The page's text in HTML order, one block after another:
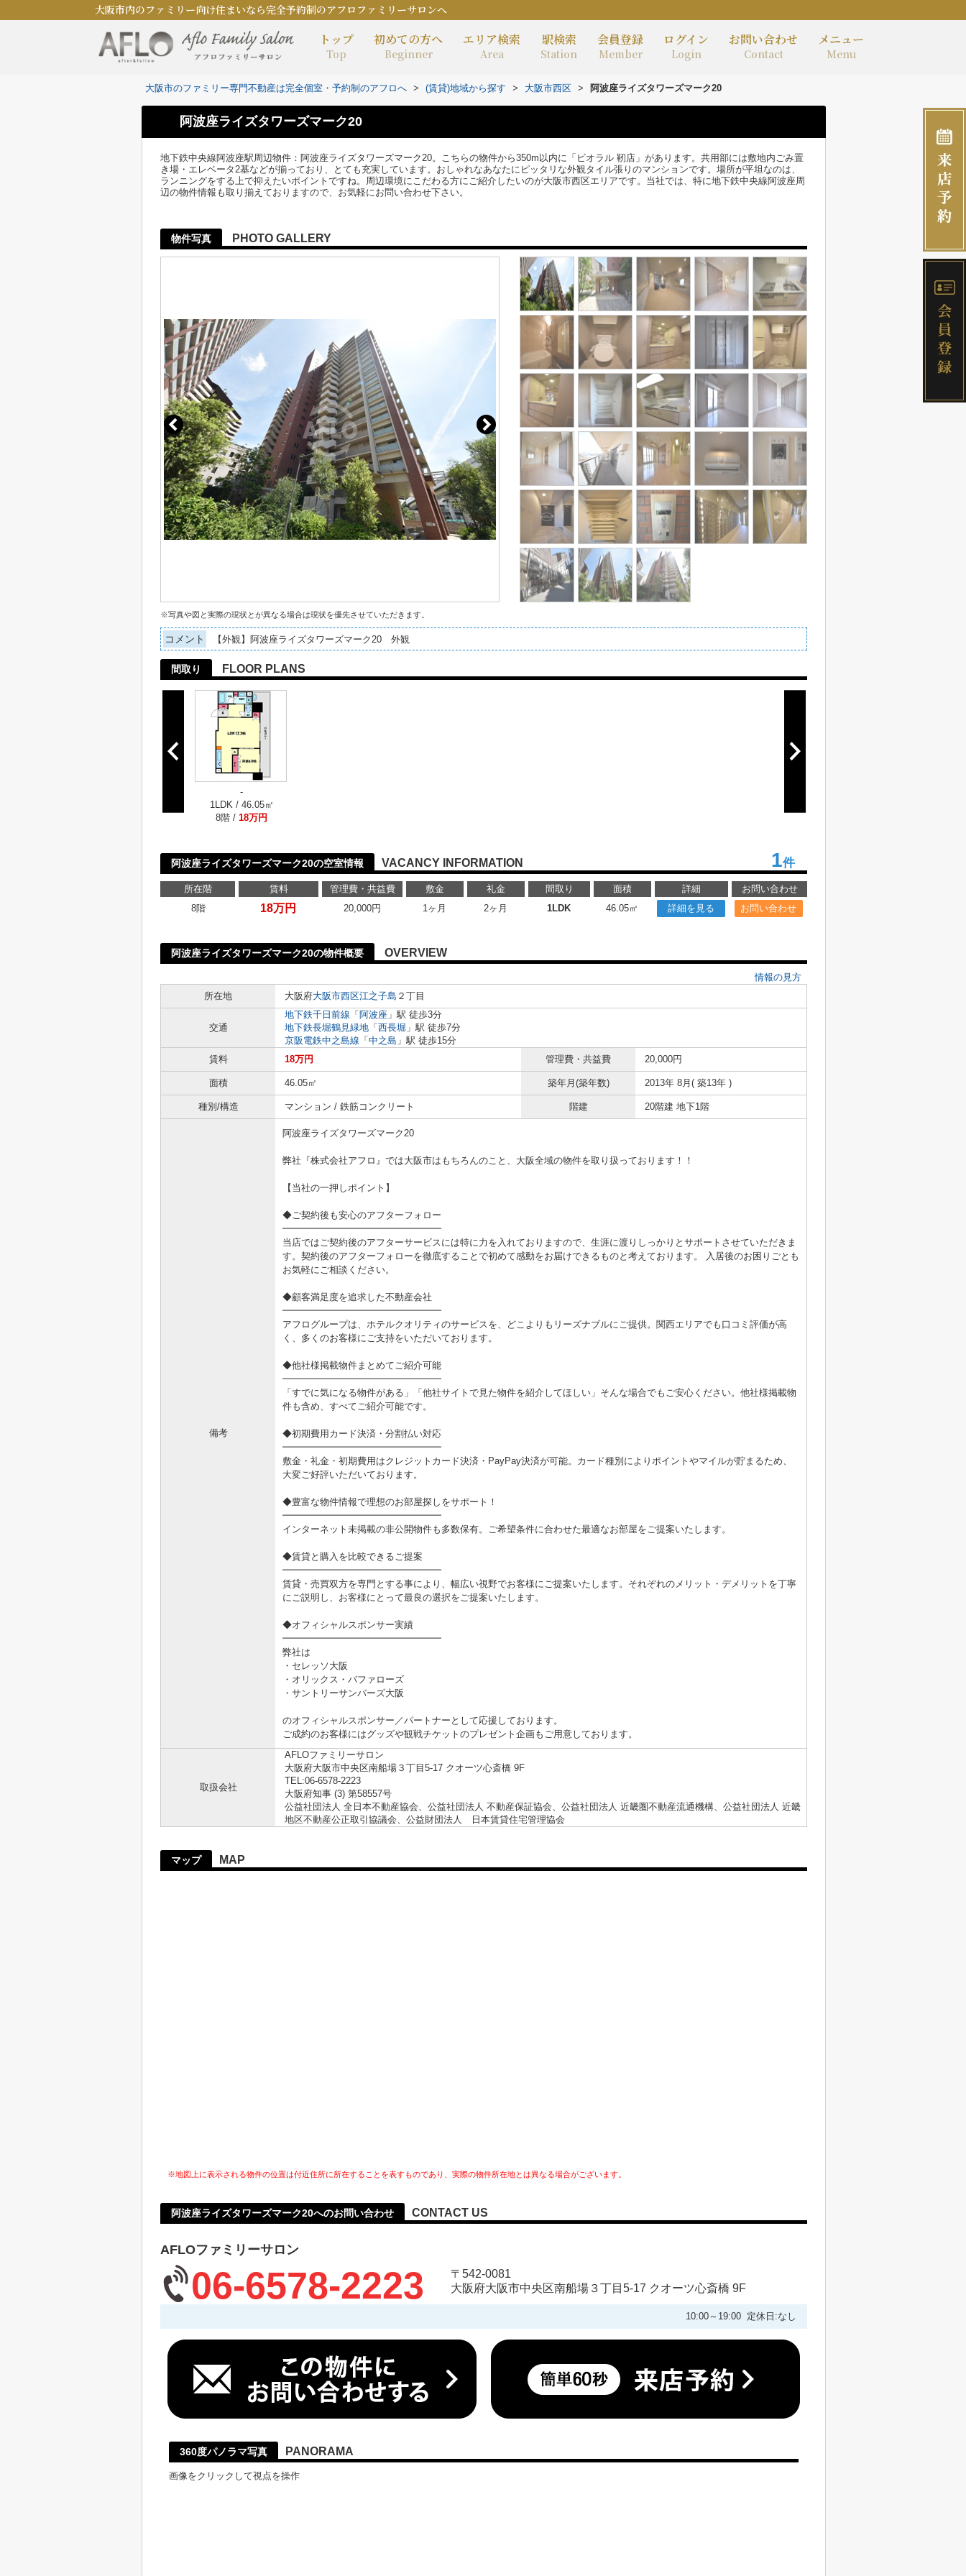
大阪市内のファミリー向け住まいなら完全予約制のアフロファミリーサロンへ
トップ
Top
初めての方へ
Beginner
エリア検索
Area
駅検索
Station
会員登録
Member
ログイン
Login
お問い合わせ
Contact
メニュー
Menu
大阪市のファミリー専門不動産は完全個室・予約制のアフロへ > (賃貸)地域から探す > 大阪市西区 > 阿波座ライズタワーズマーク20
阿波座ライズタワーズマーク20
地下鉄中央線阿波座駅周辺物件：阿波座ライズタワーズマーク20。こちらの物件から350m以内に「ビオラル 靭店」があります。共用部には敷地内ごみ置
き場・エレベータ2基などが揃っており、とても充実しています。おしゃれなあなたにピッタリな外観タイル張りのマンションです。場所が平坦なのは、
ランニングをする上で抑えたいポイントですね。周辺環境にこだわる方にご紹介したいのが大阪市西区エリアです。当社では、特に地下鉄中央線阿波座周
辺の物件情報も取り揃えておりますので、お気軽にお問い合わせ下さい。
物件写真 PHOTO GALLERY
※写真や図と実際の現状とが異なる場合は現状を優先させていただきます。
コメント 【外観】阿波座ライズタワーズマーク20 外観
間取り FLOOR PLANS
-
1LDK / 46.05㎡
8階 / 18万円
阿波座ライズタワーズマーク20の空室情報 VACANCY INFORMATION 1件
所在階 賃料 管理費・共益費 敷金 礼金 間取り 面積 詳細
お問い合わせ
8階
18万円 20,000円 1ヶ月 2ヶ月 1LDK 46.05㎡ 詳細を見る お問い合わせ
阿波座ライズタワーズマーク20の物件概要 OVERVIEW
情報の見方
所在地
大阪府大阪市西区江之子島 ２丁目
交通
地下鉄千日前線 「 阿波座 」駅 徒歩3分
地下鉄長堀鶴見緑地 「 西長堀 」駅 徒歩7分
京阪電鉄中之島線 「 中之島 」駅 徒歩15分
賃料
18万円 管理費・共益費 20,000円
面積 46.05㎡ 築年月(築年数) 2013年 8月( 築13年 )
種別/構造 マンション / 鉄筋コンクリート 階建 20階建 地下1階
備考
阿波座ライズタワーズマーク20
弊社『株式会社アフロ』では大阪市はもちろんのこと、大阪全域の物件を取り扱っております！！
【当社の一押しポイント】
◆ご契約後も安心のアフターフォロー
━━━━━━━━━━━━━━━━━
当店ではご契約後のアフターサービスには特に力を入れておりますので、生涯に渡りしっかりとサポートさせていただきま
す。契約後のアフターフォローを徹底することで初めて感動をお届けできるものと考えております。 入居後のお困りごとも
お気軽にご相談ください。
◆顧客満足度を追求した不動産会社
━━━━━━━━━━━━━━━━━
アフログループは、ホテルクオリティのサービスを、どこよりもリーズナブルにご提供。関西エリアでも口コミ評価が高
く、多くのお客様にご支持をいただいております。
◆他社様掲載物件まとめてご紹介可能
━━━━━━━━━━━━━━━━━
「すでに気になる物件がある」「他社サイトで見た物件を紹介してほしい」そんな場合でもご安心ください。他社様掲載物
件も含め、すべてご紹介可能です。
◆初期費用カード決済・分割払い対応
━━━━━━━━━━━━━━━━━
敷金・礼金・初期費用はクレジットカード決済・PayPay決済が可能。カード種別によりポイントやマイルが貯まるため、
大変ご好評いただいております。
◆豊富な物件情報で理想のお部屋探しをサポート！
━━━━━━━━━━━━━━━━━
インターネット未掲載の非公開物件も多数保有。ご希望条件に合わせた最適なお部屋をご提案いたします。
◆賃貸と購入を比較できるご提案
━━━━━━━━━━━━━━━━━
賃貸・売買双方を専門とする事により、幅広い視野でお客様にご提案いたします。それぞれのメリット・デメリットを丁寧
にご説明し、お客様にとって最良の選択をご提案いたします。
◆オフィシャルスポンサー実績
━━━━━━━━━━━━━━━━━
弊社は
・セレッソ大阪
・オリックス・バファローズ
・サントリーサンバーズ大阪
のオフィシャルスポンサー／パートナーとして応援しております。
ご成約のお客様にはグッズや観戦チケットのプレゼント企画もご用意しております。
取扱会社
AFLOファミリーサロン
大阪府大阪市中央区南船場３丁目5-17 クオーツ心斎橋 9F
TEL:06-6578-2223
大阪府知事 (3) 第58557号
公益社団法人 全日本不動産協会、公益社団法人 不動産保証協会、公益社団法人 近畿圏不動産流通機構、公益社団法人 近畿
地区不動産公正取引協議会、公益財団法人 日本賃貸住宅管理協会
マップ MAP
※地図上に表示される物件の位置は付近住所に所在することを表すものであり、実際の物件所在地とは異なる場合がございます。
阿波座ライズタワーズマーク20へのお問い合わせ CONTACT US
AFLOファミリーサロン
06-6578-2223
〒542-0081
大阪府大阪市中央区南船場３丁目5-17 クオーツ心斎橋 9F
10:00～19:00 定休日:なし
360度パノラマ写真 PANORAMA
画像をクリックして視点を操作